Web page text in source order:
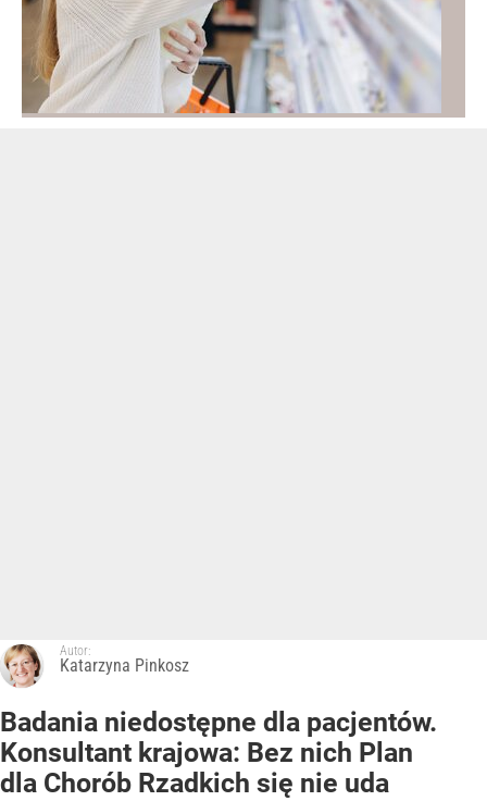
Autor:
Katarzyna Pinkosz
Badania niedostępne dla pacjentów.
Konsultant krajowa: Bez nich Plan
dla Chorób Rzadkich się nie uda